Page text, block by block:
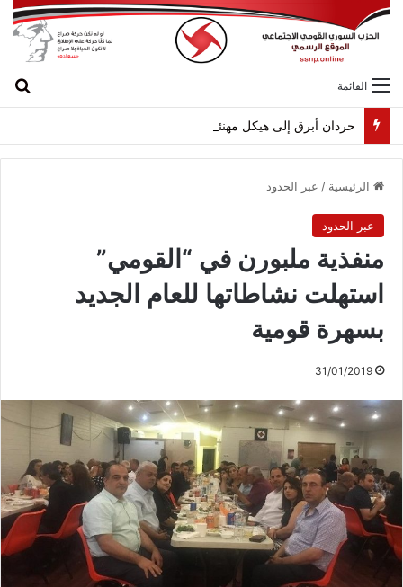
القائمة
حردان أبرق إلى هيكل مهنئاً بمناسبة عيد الجيش
الرئيسية / عبر الحدود
عبر الحدود
منفذية ملبورن في “القومي”
استهلت نشاطاتها للعام الجديد
بسهرة قومية
31/01/2019